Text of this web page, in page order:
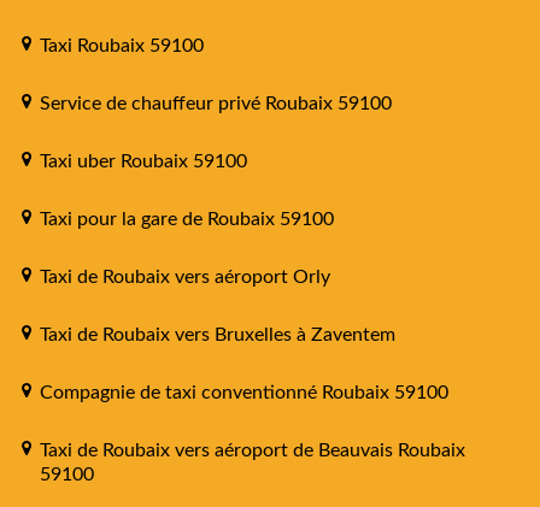
Taxi Roubaix 59100
Service de chauffeur privé Roubaix 59100
Taxi uber Roubaix 59100
Taxi pour la gare de Roubaix 59100
Taxi de Roubaix vers aéroport Orly
Taxi de Roubaix vers Bruxelles à Zaventem
Compagnie de taxi conventionné Roubaix 59100
Taxi de Roubaix vers aéroport de Beauvais Roubaix
59100